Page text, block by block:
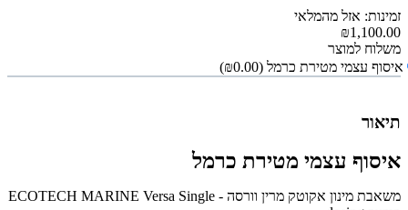
זמינות: אזל מהמלאי
₪1,100.00
משלוח למוצר
איסוף עצמי מטירת כרמל (₪0.00)
תיאור
איסוף עצמי מטירת כרמל
משאבת מינון אקוטק מרין וורסה - ECOTECH MARINE Versa Single